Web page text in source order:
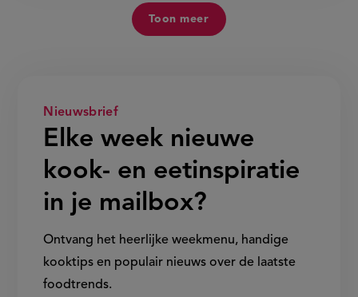
Toon meer
Nieuwsbrief
Elke week nieuwe
kook- en eetinspiratie
in je mailbox?
Ontvang het heerlijke weekmenu, handige
kooktips en populair nieuws over de laatste
foodtrends.